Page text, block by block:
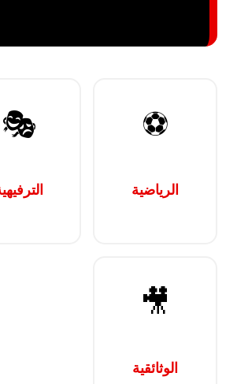
⚽
الرياضية
🎭
🎥
الوثائقية